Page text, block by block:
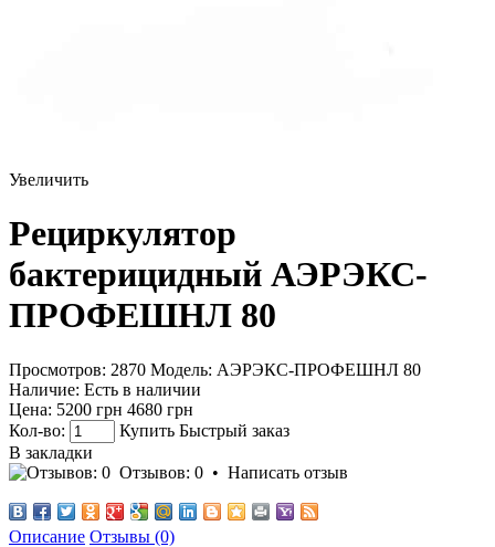
Увеличить
Рециркулятор
бактерицидный АЭРЭКС-
ПРОФЕШНЛ 80
Просмотров: 2870 Модель: АЭРЭКС-ПРОФЕШНЛ 80
Наличие: Есть в наличии
Цена: 5200 грн 4680 грн
Кол-во:
Купить Быстрый заказ
В закладки
Отзывов: 0 • Написать отзыв
Описание Отзывы (0)